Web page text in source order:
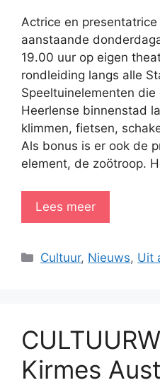
Actrice en
aanstaande
19.00 uur op eigen
rondleiding langs alle
Speeltuinelementen
Heerlense binnenstad
klimmen, fietsen,
Als bonus is er ook de
element, de zoötroop.
Lees meer
Categorieën
Cultuur, Nieuws, Uit
Kirmes